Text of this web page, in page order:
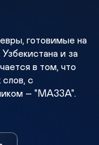
готовимые на
и за
в том, что
с
– "МАЗЗА".